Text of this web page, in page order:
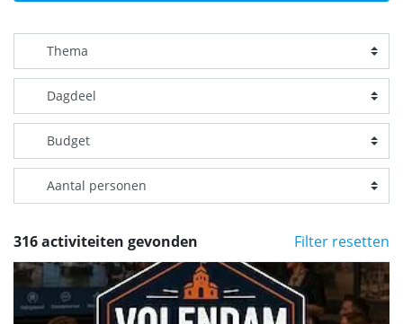
316 activiteiten gevonden Filter resetten